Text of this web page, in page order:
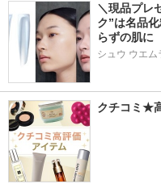
＼現品プレ
ク”は名品
らずの肌に
シュウ ウエム
クチコミ★